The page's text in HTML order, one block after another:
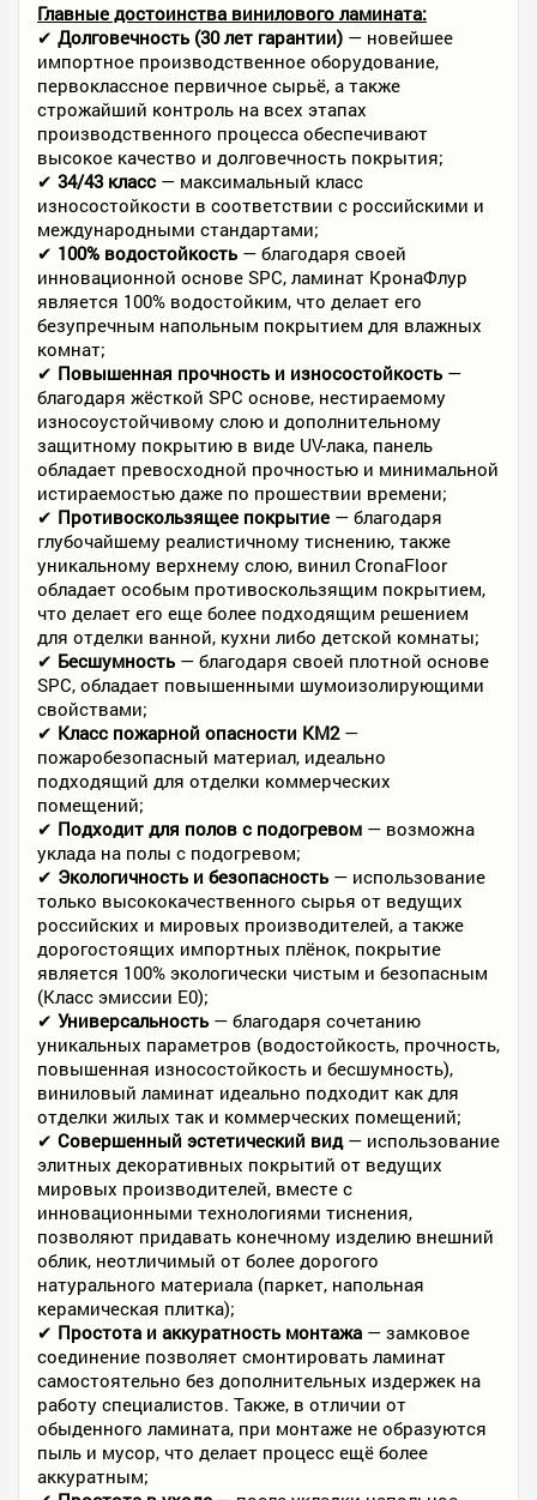
Главные достоинства винилового ламината:
✔ Долговечность (30 лет гарантии) — новейшее
импортное производственное оборудование,
первоклассное первичное сырьё, а также
строжайший контроль на всех этапах
производственного процесса обеспечивают
высокое качество и долговечность покрытия;
✔ 34/43 класс — максимальный класс
износостойкости в соответствии с российскими и
международными стандартами;
✔ 100% водостойкость — благодаря своей
инновационной основе SPC, ламинат КронаФлур
является 100% водостойким, что делает его
безупречным напольным покрытием для влажных
комнат;
✔ Повышенная прочность и износостойкость —
благодаря жёсткой SPC основе, нестираемому
износоустойчивому слою и дополнительному
защитному покрытию в виде UV-лака, панель
обладает превосходной прочностью и минимальной
истираемостью даже по прошествии времени;
✔ Противоскользящее покрытие — благодаря
глубочайшему реалистичному тиснению, также
уникальному верхнему слою, винил CronaFloor
обладает особым противоскользящим покрытием,
что делает его еще более подходящим решением
для отделки ванной, кухни либо детской комнаты;
✔ Бесшумность — благодаря своей плотной основе
SPC, обладает повышенными шумоизолирующими
свойствами;
✔ Класс пожарной опасности КМ2—
пожаробезопасный материал, идеально
подходящий для отделки коммерческих
помещений;
✔ Подходит для полов с подогревом — возможна
уклада на полы с подогревом;
✔ Экологичность и безопасность — использование
только высококачественного сырья от ведущих
российских и мировых производителей, а также
дорогостоящих импортных плёнок, покрытие
является 100% экологически чистым и безопасным
(Класс эмиссии E0);
✔ Универсальность — благодаря сочетанию
уникальных параметров (водостойкость, прочность,
повышенная износостойкость и бесшумность),
виниловый ламинат идеально подходит как для
отделки жилых так и коммерческих помещений;
✔ Совершенный эстетический вид— использование
элитных декоративных покрытий от ведущих
мировых производителей, вместе с
инновационными технологиями тиснения,
позволяют придавать конечному изделию внешний
облик, неотличимый от более дорогого
натурального материала (паркет, напольная
керамическая плитка);
✔ Простота и аккуратность монтажа — замковое
соединение позволяет смонтировать ламинат
самостоятельно без дополнительных издержек на
работу специалистов. Также, в отличии от
обыденного ламината, при монтаже не образуются
пыль и мусор, что делает процесс ещё более
аккуратным;